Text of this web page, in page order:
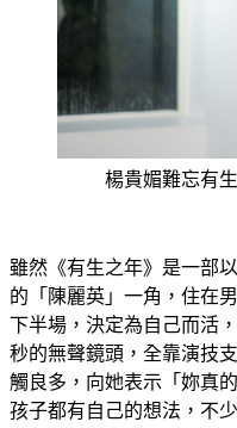
雖然《有生之年》是一部
的「陳麗英」一角，住在
下半場，決定為自己而活
秒的無聲鏡頭，全靠演技
觸良多，向她表示「妳真